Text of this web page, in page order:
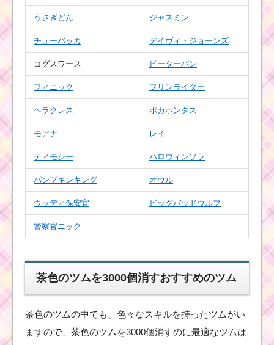
耳がとがったツムで
250万点稼ぐミッショ
ンを攻略するツム
シンデレライベントの
カードクリアに必要な
報酬はコチラ
ツムツム確率アップ
2017年4月！セレクト
ツムはマレフィセント
ドラゴン・クルエラ・
フック船
帽子をかぶったツムを
使って1プレイで6回フ
ィーバーをした攻略法
ツムツム確率アップ
うさぎどん ジャスミン
チューバッカ デイヴィ・ジョーンズ
コグスワース ピーターパン
フィニック フリンライダー
ヘラクレス ポカホンタス
モアナ レイ
ティモシー ハロウィンソラ
パンプキンキング オウル
ウッディ保安官 ビッグバッドウルフ
警察官ニック
茶色のツムを3000個消すおすすめのツム
茶色のツムの中でも、色々なスキルを持ったツムがい
ますので、茶色のツムを3000個消すのに最適なツムは